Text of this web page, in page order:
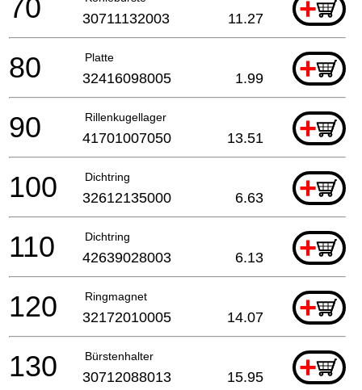
+
70 30711132003 11.27
Platte +
80 32416098005 1.99
Rillenkugellager +
90 41701007050 13.51
Dichtring +
100 32612135000 6.63
Dichtring +
110 42639028003 6.13
Ringmagnet +
120 32172010005 14.07
Bürstenhalter +
130 30712088013 15.95